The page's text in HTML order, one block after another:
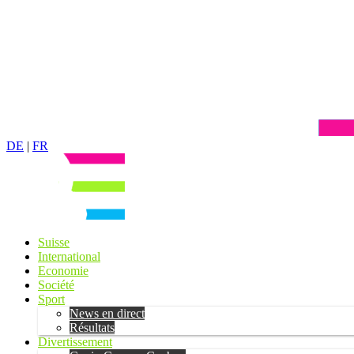
DE | FR
Suisse
International
Economie
Société
Sport
News en direct
Résultats
Divertissement